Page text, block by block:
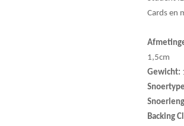
Cards en
1,5cm
Gewicht:
Backing